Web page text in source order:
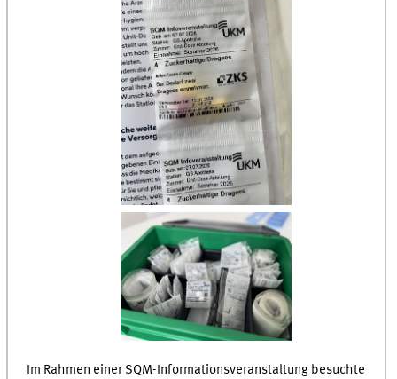
Im Rahmen einer SQM-Informationsveranstaltung besuchte